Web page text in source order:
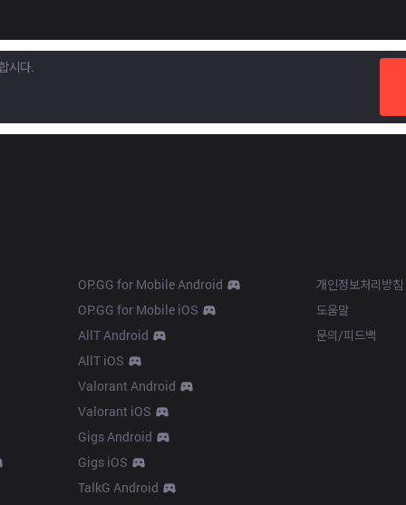
OP.GG for Mobile Android
OP.GG for Mobile iOS
AllT Android
AllT iOS
Valorant Android
Valorant iOS
Gigs Android
Gigs iOS
TalkG Android
개인정보처리방침
도움말
문의/피드백